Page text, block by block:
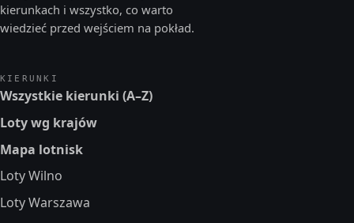
kierunkach i wszystko, co warto
wiedzieć przed wejściem na pokład.
KIERUNKI
Wszystkie kierunki (A–Z)
Loty wg krajów
Mapa lotnisk
Loty Wilno
Loty Warszawa